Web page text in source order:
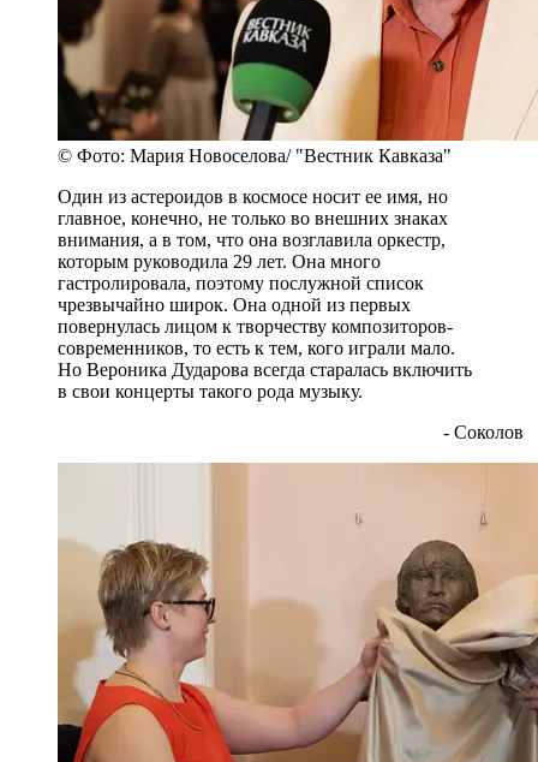
© Фото: Мария Новоселова/ "Вестник Кавказа"
Один из астероидов в космосе носит ее имя, но
главное, конечно, не только во внешних знаках
внимания, а в том, что она возглавила оркестр,
которым руководила 29 лет. Она много
гастролировала, поэтому послужной список
чрезвычайно широк. Она одной из первых
повернулась лицом к творчеству композиторов-
современников, то есть к тем, кого играли мало.
Но Вероника Дударова всегда старалась включить
в свои концерты такого рода музыку.
- Соколов